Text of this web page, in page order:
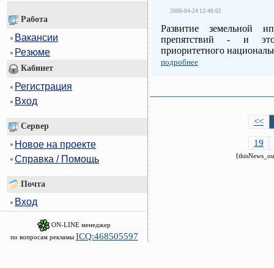
Работа
Вакансии
Резюме
Кабинет
Регистрация
Вход
Сервер
Новое на проекте
Справка / Помощь
Почта
Вход
ON-LINE менеджер
по вопросам рекламы ICQ:468505597
2006-04-24 13:40:02
Развитие земельной
препятствий - и это
приоритетного
подробнее
<<
19